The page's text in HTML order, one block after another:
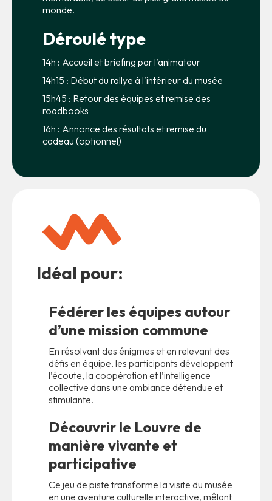
monde.
Déroulé type
14h : Accueil et briefing par l’animateur
14h15 : Début du rallye à l’intérieur du musée
15h45 : Retour des équipes et remise des
roadbooks
16h : Annonce des résultats et remise du
cadeau (optionnel)
Idéal pour:
Fédérer les équipes autour
d’une mission commune
En résolvant des énigmes et en relevant des
défis en équipe, les participants développent
l’écoute, la coopération et l’intelligence
collective dans une ambiance détendue et
stimulante.
Découvrir le Louvre de
manière vivante et
participative
Ce jeu de piste transforme la visite du musée
en une aventure culturelle interactive, mêlant